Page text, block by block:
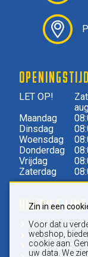
LET OP!
Maandag
Dinsdag
Woensdag
Donderdag
Vrijdag
Zaterdag
HANDIGE
Veel
Afvalsoorten
Zin in een
Voor dat u
webshop,
cookie aan.
uw data. We